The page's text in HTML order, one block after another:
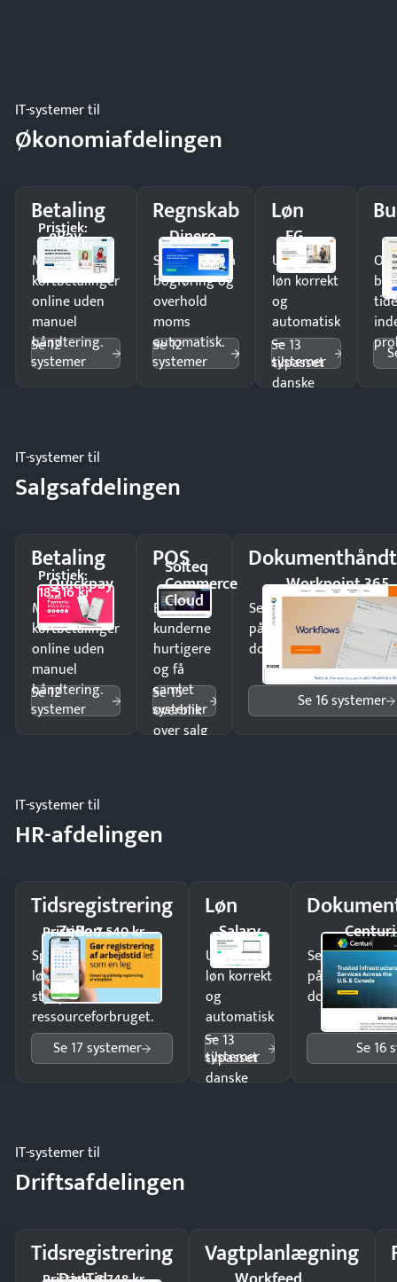
IT-systemer til
Økonomiafdelingen
Betaling
ePay
Pristjek:
10.008 kr
Modtag
kortbetalinger
online uden
manuel
håndtering.
Se 12
systemer
Regnskab
Dinero
Spar timer på
bogføring og
overhold
moms
automatisk.
Se 12
systemer
Løn
EG
Udbetal
løn korrekt
og
automatisk
—
tilpasset
danske
Se 13
systemer
IT-systemer til
Salgsafdelingen
Betaling
Quickpay
Pristjek:
18.516 kr
Modtag
kortbetalinger
online uden
manuel
håndtering.
Se 12
systemer
POS
Solteq
Commerce
Cloud
Ekspedér
kunderne
hurtigere
og få
samlet
overblik
over salg
Se 15
systemer
Workpoint 365
Send kontrakter til
på minutter og mist
dokumenter.
Se 16 systemer
IT-systemer til
HR-afdelingen
Tidsregistrering
ZeBon
Pristjek: 7.540 kr
Spar tid på
lønberegning og få
styr på
ressourceforbruget.
Se 17 systemer
Løn
Salary
Udbetal
løn korrekt
og
automatisk
—
tilpasset
danske
Se 13
systemer
Centuri
Send
på minutter
dokumenter.
Se 16
IT-systemer til
Driftsafdelingen
Tidsregistrering Vagtplanlægning